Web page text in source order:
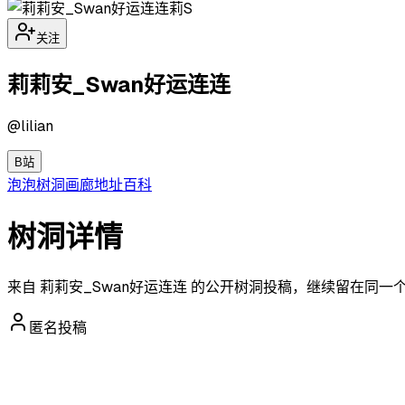
莉S
关注
莉莉安_Swan好运连连
@lilian
B站
泡泡树洞画廊地址百科
树洞详情
来自 莉莉安_Swan好运连连 的公开树洞投稿，继续留在同一
匿名投稿